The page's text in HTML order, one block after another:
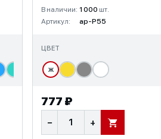
В наличии: 1 000 шт.
Артикул:
ap-P55
ЦВЕТ
Ж
777 ₽
− + В КОРЗИНУ